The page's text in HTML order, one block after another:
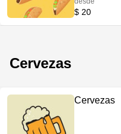
$ 20
Cervezas
Cervezas